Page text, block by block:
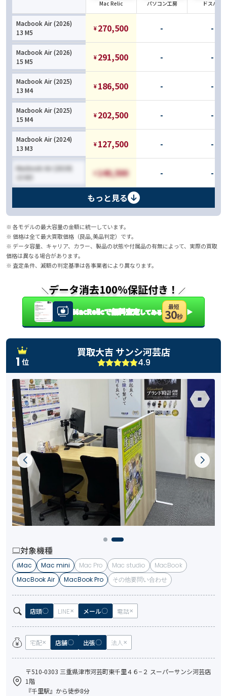
Mac Relic パソコン工房 ドスパラ
Macbook Air (2026)
13 M5
¥ 270,500 - -
Macbook Air (2026)
15 M5
¥ 291,500 - -
Macbook Air (2025)
13 M4
¥ 186,500 - -
Macbook Air (2025)
15 M4
¥ 202,500 - -
Macbook Air (2024)
13 M3
¥ 127,500 - -
Macbook Air (2024)
15 M3
¥140,500 - -
もっと見る
※ 各モデルの最大容量の金額に統一しています。
※ 価格は全て最大買取価格（良品,美品判定）です。
※ データ容量、キャリア、カラー、製品の状態や付属品の有無によって、実際の買取
価格は異なる場合があります。
※ 査定条件、減額の判定基準は各事業者により異なります。
＼データ消去100％保証付き！ ／
MacRelicで無料査定してみる
最短
30秒 ▶
1 位
買取大吉 サンシ河芸店
4.9
対象機種
iMac Mac mini Mac Pro Mac studio
MacBook
MacBook Air
MacBook Pro その他要問い合わせ
店頭 LINE メール 電話
宅配 店舗 出張 法人
〒510-0303 三重県津市河芸町東千里４６−２ スーパーサンシ河芸店
1階
『千里駅』から徒歩8分